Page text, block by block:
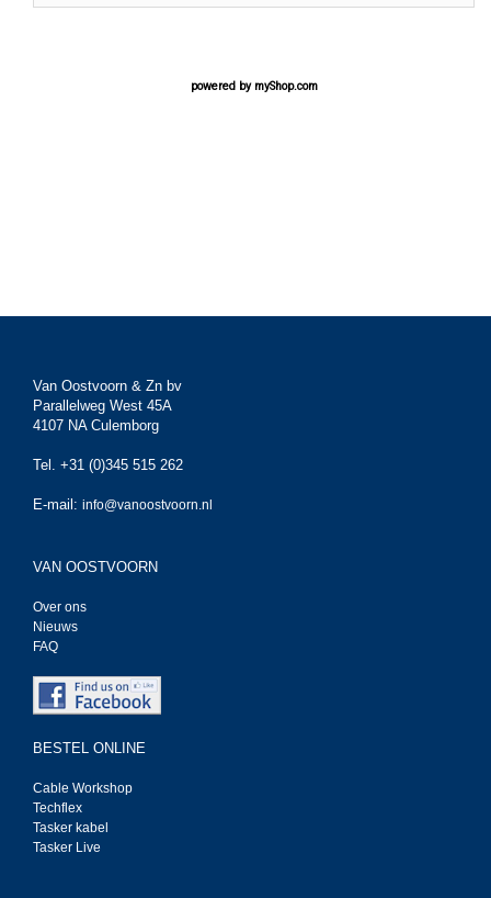
powered by myShop.com
Van Oostvoorn & Zn bv
Parallelweg West 45A
4107 NA Culemborg
Tel. +31 (0)345 515 262
E-mail: info@vanoostvoorn.nl
VAN OOSTVOORN
Over ons
Nieuws
FAQ
BESTEL ONLINE
Cable Workshop
Techflex
Tasker kabel
Tasker Live